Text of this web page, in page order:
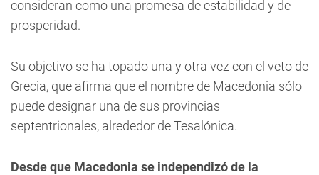
consideran como una promesa de estabilidad y de
prosperidad.
Su objetivo se ha topado una y otra vez con el veto de
Grecia, que afirma que el nombre de Macedonia sólo
puede designar una de sus provincias
septentrionales, alrededor de Tesalónica.
Desde que Macedonia se independizó de la